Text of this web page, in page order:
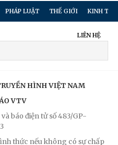
PHÁP LUẬT THẾ GIỚI KINH TẾ
LIÊN HỆ
HÌNH VIỆT NAM
VTV
báo điện tử số 483/GP-
thức nếu không có sự chấp